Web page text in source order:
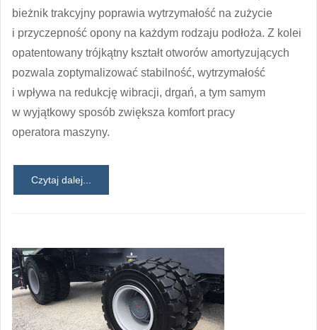
bieżnik trakcyjny poprawia wytrzymałość na zużycie
i przyczepność opony na każdym rodzaju podłoża. Z kolei
opatentowany trójkątny kształt otworów amortyzujących
pozwala zoptymalizować stabilność, wytrzymałość
i wpływa na redukcję wibracji, drgań, a tym samym
w wyjątkowy sposób zwiększa komfort pracy
operatora maszyny.
Czytaj dalej...